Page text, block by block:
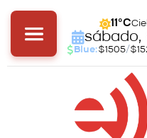
11°C
sábado,
Blue:$1505/